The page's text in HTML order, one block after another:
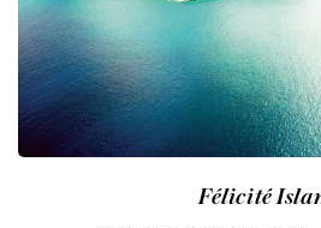
Félicité